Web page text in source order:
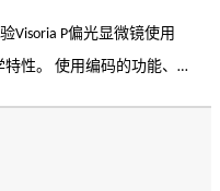
Visoria P偏光显微镜使用
性。 使用编码的功能、